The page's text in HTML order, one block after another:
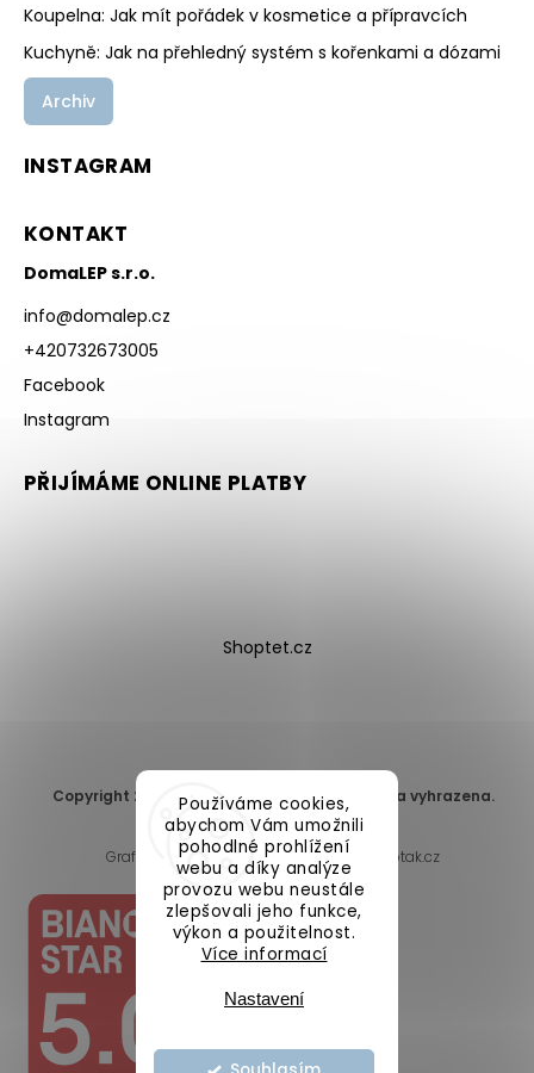
Používáme cookies,
abychom Vám umožnili
pohodlné prohlížení
webu a díky analýze
provozu webu neustále
zlepšovali jeho funkce,
výkon a použitelnost.
Více informací
Nastavení
Koupelna: Jak mít pořádek v kosmetice a přípravcích
Kuchyně: Jak na přehledný systém s kořenkami a dózami
Archiv
INSTAGRAM
KONTAKT
DomaLEP s.r.o.
info@domalep.cz
+420732673005
Facebook
Instagram
PŘIJÍMÁME ONLINE PLATBY
Shoptet.cz
Copyright 2026 DomaLEP s.r.o. . Všechna práva vyhrazena.
Upravit nastavení cookies
Grafický návrh vytvořil a nakódoval
Shoptak.cz